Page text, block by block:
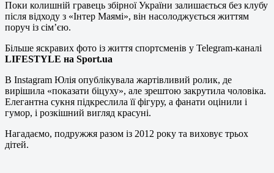
Поки колишній гравець збірної України залишається без клубу
після відходу з «Інтер Маямі», він насолоджується життям
поруч із сім’єю.
Більше яскравих фото із життя спортсменів у Telegram-каналі
LIFESTYLE на Sport.ua
В Instagram Юлія опублікувала жартівливий ролик, де
вирішила «показати біцуху», але зрештою закрутила чоловіка.
Елегантна сукня підкреслила її фігуру, а фанати оцінили і
гумор, і розкішний вигляд красуні.
Нагадаємо, подружжя разом із 2012 року та виховує трьох
дітей.